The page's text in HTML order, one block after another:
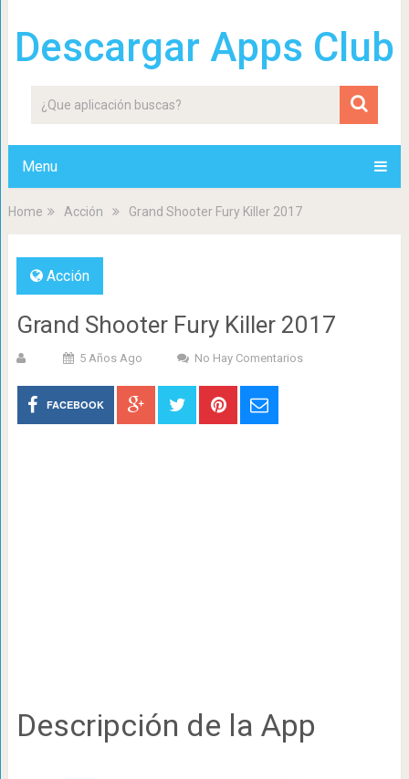
Descargar Apps Club
Menu
Home Acción Grand Shooter Fury Killer 2017
Acción
Grand Shooter Fury Killer 2017
5 Años Ago No Hay Comentarios
FACEBOOK
Descripción de la App